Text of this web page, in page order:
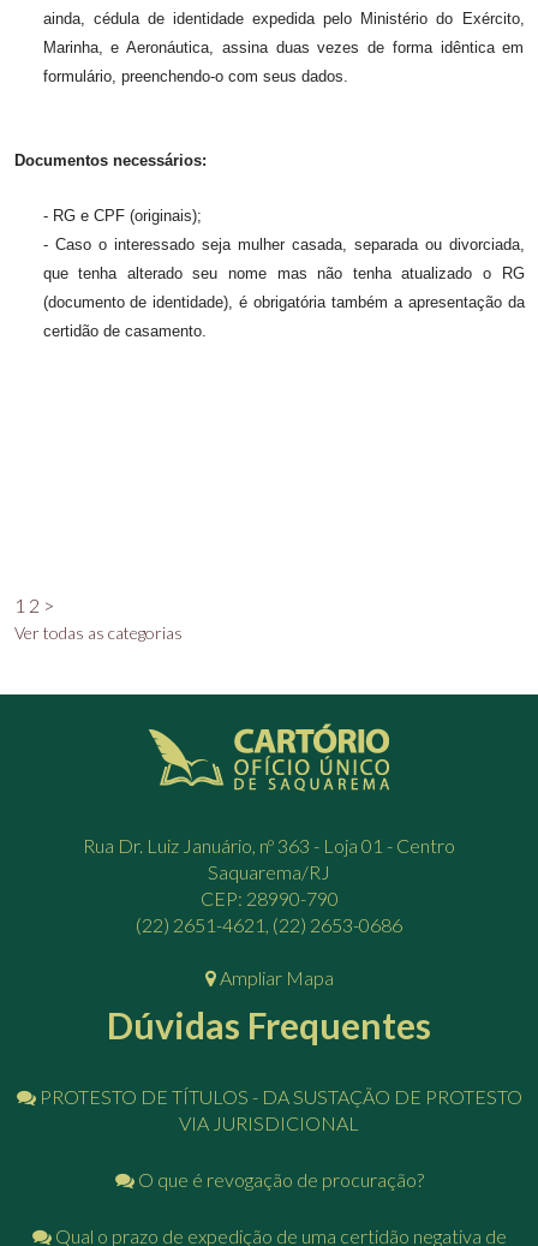
ainda, cédula de identidade expedida pelo Ministério do Exército,
Marinha, e Aeronáutica, assina duas vezes de forma idêntica em
formulário, preenchendo-o com seus dados.
Documentos necessários:
- RG e CPF (originais);
- Caso o interessado seja mulher casada, separada ou divorciada,
que tenha alterado seu nome mas não tenha atualizado o RG
(documento de identidade), é obrigatória também a apresentação da
certidão de casamento.
1 2 >
Ver todas as categorias
Rua Dr. Luiz Januário, nº 363 - Loja 01 - Centro
Saquarema/RJ
CEP: 28990-790
(22) 2651-4621, (22) 2653-0686
Ampliar Mapa
Dúvidas Frequentes
PROTESTO DE TÍTULOS - DA SUSTAÇÃO DE PROTESTO
VIA JURISDICIONAL
O que é revogação de procuração?
Qual o prazo de expedição de uma certidão negativa de